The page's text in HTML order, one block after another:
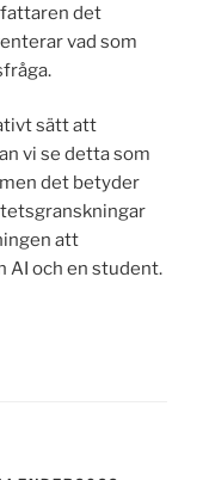
det
vad som
sätt att
vi se detta som
det betyder
att
AI och en student.